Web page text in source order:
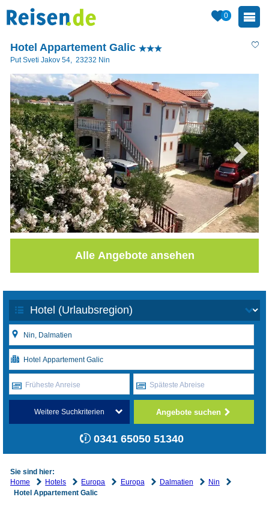
0
Hotel Appartement Galic
Put Sveti Jakov 54, 23232 Nin
Alle Angebote ansehen
Früheste Anreise Späteste Abreise
Weitere Suchkriterien Angebote suchen
0341 65050 51340
Sie sind hier:
Home
Hotels Europa Europa Dalmatien
Nin
Hotel Appartement Galic